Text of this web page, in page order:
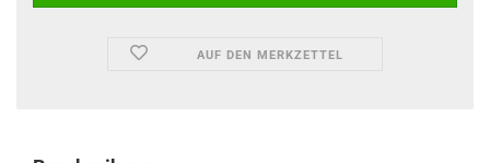
AUF DEN MERKZETTEL